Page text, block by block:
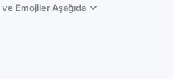
Emojiler Aşağıda